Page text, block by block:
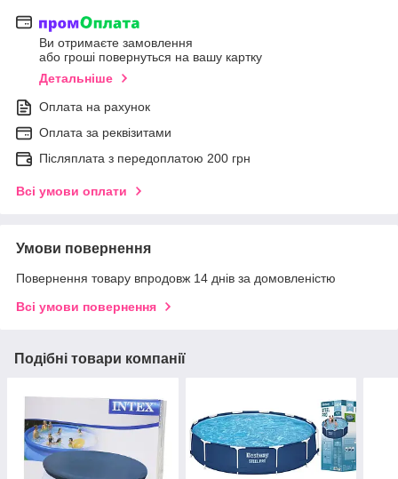
Ви отримаєте замовлення
або гроші повернуться на вашу картку
Детальніше
Оплата на рахунок
Оплата за реквізитами
Післяплата з передоплатою 200 грн
Всі умови оплати
Умови повернення
Повернення товару впродовж 14 днів за домовленістю
Всі умови повернення
Подібні товари компанії